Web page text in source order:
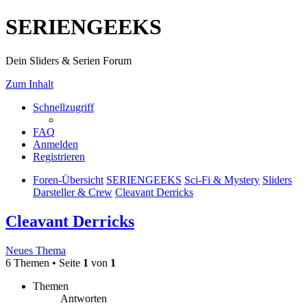
SERIENGEEKS
Dein Sliders & Serien Forum
Zum Inhalt
Schnellzugriff
FAQ
Anmelden
Registrieren
Foren-Übersicht SERIENGEEKS Sci-Fi & Mystery Sliders
Darsteller & Crew Cleavant Derricks
Cleavant Derricks
Neues Thema
6 Themen • Seite 1 von 1
Themen
Antworten